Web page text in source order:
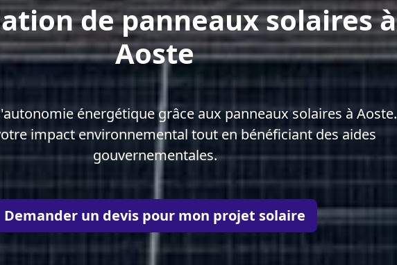
de panneaux solaires à
Aoste
énergétique grâce aux panneaux solaires à Aoste.
impact environnemental tout en bénéficiant des aides
gouvernementales.
Demander un devis pour mon projet solaire